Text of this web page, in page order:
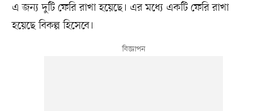
এ জন্য দুটি ফেরি রাখা হয়েছে। এর মধ্যে একটি ফেরি রাখা
হয়েছে বিকল্প হিসেবে।